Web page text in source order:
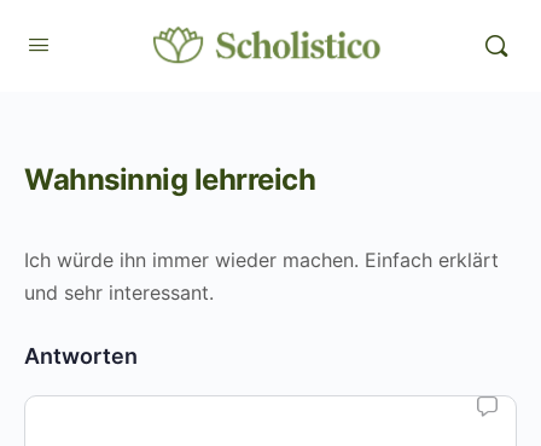
Wahnsinnig lehrreich
Ich würde ihn immer wieder machen. Einfach erklärt
und sehr interessant.
Antworten